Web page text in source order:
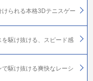
られる本格3Dテニスゲー
駆け抜ける、スピード感
駆け抜ける爽快なレーシ